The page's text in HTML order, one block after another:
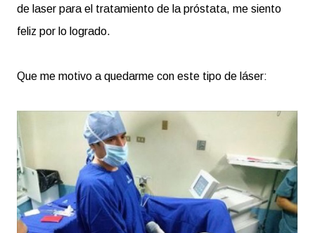
de laser para el tratamiento de la próstata, me siento
feliz por lo logrado.
Que me motivo a quedarme con este tipo de láser: